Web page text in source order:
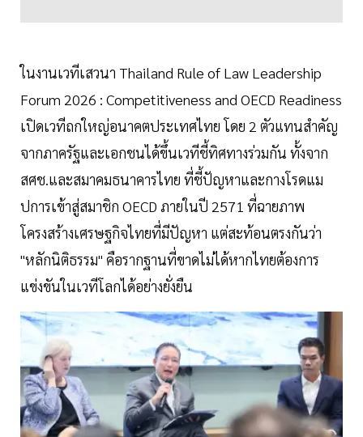
ในงานเวทีเสวนา Thailand Rule of Law Leadership
Forum 2026 : Competitiveness and OECD Readiness
เปิดเวทีถกใหญ่อนาคตประเทศไทย โดย 2 ตัวแทนสำคัญ
จากภาครัฐและเอกชนได้ขึ้นเวทีชี้ทิศทางร่วมกัน ทั้งจาก
สศช.และสมาคมธนาคารไทย ที่ชี้ปัญหาและกางโรดแม
ปการเข้าสู่สมาชิก OECD ภายในปี 2571 ที่ฉายภาพ
โครงสร้างเศรษฐกิจไทยที่มีปัญหา แต่สะท้อนตรงกันว่า
"หลักนิติธรรม" คือรากฐานที่ขาดไม่ได้หากไทยต้องการ
แข่งขันในเวทีโลกได้อย่างยั่งยืน